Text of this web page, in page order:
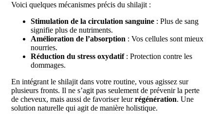
Voici quelques mécanismes précis du shilajit :
Stimulation de la circulation sanguine : Plus de sang
signifie plus de nutriments.
Amélioration de l’absorption : Vos cellules sont mieux
nourries.
Réduction du stress oxydatif: Protection contre les
dommages.
En intégrant le shilajit dans votre routine, vous agissez sur
plusieurs fronts. Il ne s’agit pas seulement de prévenir la perte
de cheveux, mais aussi de favoriser leurrégénération. Une
solution naturelle qui agit de manière holistique.